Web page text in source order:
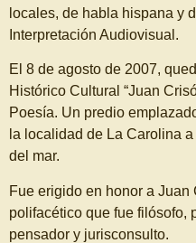
locales, de habla hispana y
Interpretación Audiovisual.
El 8 de agosto de 2007,
Histórico Cultural “Juan
Poesía. Un predio
la localidad de La Carolina
del mar.
Fue erigido en honor a
polifacético que fue filósofo,
pensador y jurisconsulto.